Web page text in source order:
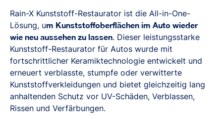
Rain-X Kunststoff-Restaurator ist die All-in-One-
Lösung, um Kunststoffoberflächen im Auto wieder
wie neu aussehen zu lassen. Dieser leistungsstarke
Kunststoff-Restaurator für Autos wurde mit
fortschrittlicher Keramiktechnologie entwickelt und
erneuert verblasste, stumpfe oder verwitterte
Kunststoffverkleidungen und bietet gleichzeitig lang
anhaltenden Schutz vor UV-Schäden, Verblassen,
Rissen und Verfärbungen.